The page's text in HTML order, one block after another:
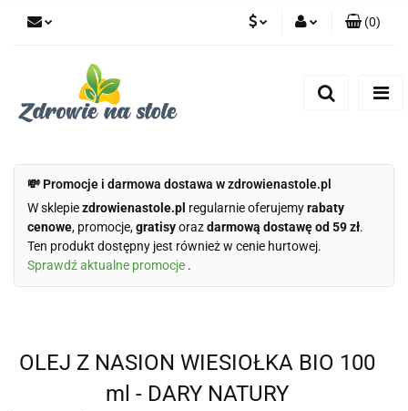
(0)
💸 Promocje i darmowa dostawa w zdrowienastole.pl
W sklepiezdrowienastole.pl regularnie oferujemyrabaty
cenowe, promocje,gratisyorazdarmową dostawę od 59 zł.
Ten produkt dostępny jest również w cenie hurtowej.
Sprawdź aktualne promocje .
OLEJ Z NASION WIESIOŁKA BIO 100
ml - DARY NATURY